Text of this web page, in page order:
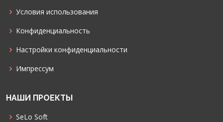
Условия использования
Конфиденциальность
Настройки конфиденциальности
Импрессум
НАШИ ПРОЕКТЫ
SeLo Soft